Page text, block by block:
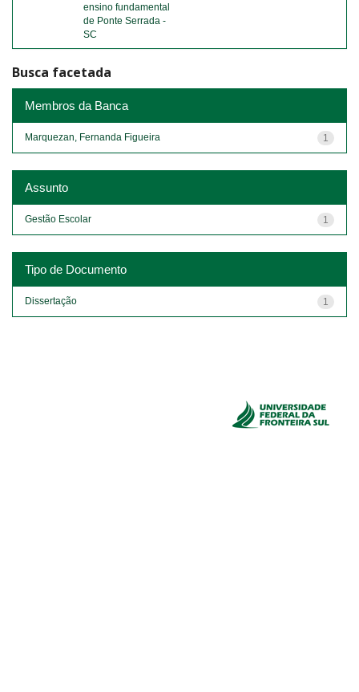
ensino fundamental
de Ponte Serrada -
SC
Busca facetada
Membros da Banca
1
Marquezan, Fernanda Figueira
Assunto
1
Gestão Escolar
Tipo de Documento
1
Dissertação